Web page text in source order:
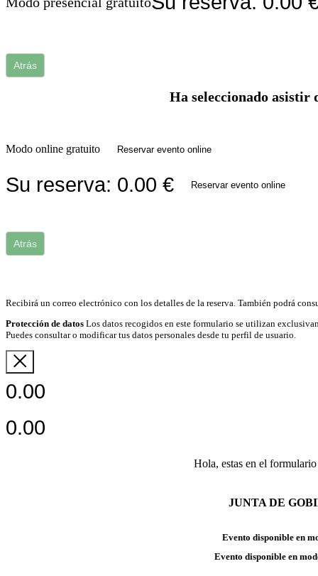
Atrás
Ha seleccionado asistir
Modo online gratuito Reservar evento online
Su reserva: 0.00 € Reservar evento online
Atrás
Recibirá un correo electrónico con los detalles de la reserva. También podrá
Protección de datos Los datos recogidos en este formulario se utilizan
Puedes consultar o modificar tus datos personales desde tu perfil de usuario.
0.00
0.00
Hola, estas en el formulario
JUNTA DE
Evento disponible en
Evento disponible en